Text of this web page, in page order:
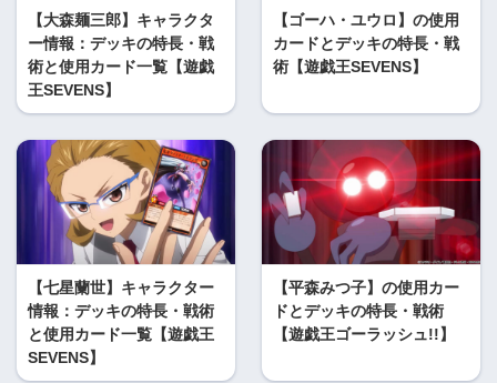
【大森麺三郎】キャラクタ
ー情報：デッキの特長・戦
術と使用カード一覧【遊戯
王SEVENS】
【ゴーハ・ユウロ】の使用
カードとデッキの特長・戦
術【遊戯王SEVENS】
【七星蘭世】キャラクター
情報：デッキの特長・戦術
と使用カード一覧【遊戯王
SEVENS】
【平森みつ子】の使用カー
ドとデッキの特長・戦術
【遊戯王ゴーラッシュ!!】